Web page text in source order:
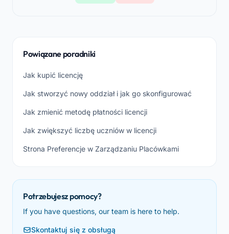
Powiązane poradniki
Jak kupić licencję
Jak stworzyć nowy oddział i jak go skonfigurować
Jak zmienić metodę płatności licencji
Jak zwiększyć liczbę uczniów w licencji
Strona Preferencje w Zarządzaniu Placówkami
Potrzebujesz pomocy?
If you have questions, our team is here to help.
Skontaktuj się z obsługą